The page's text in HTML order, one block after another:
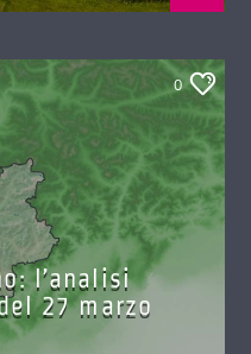
0
l’analisi
27 marzo